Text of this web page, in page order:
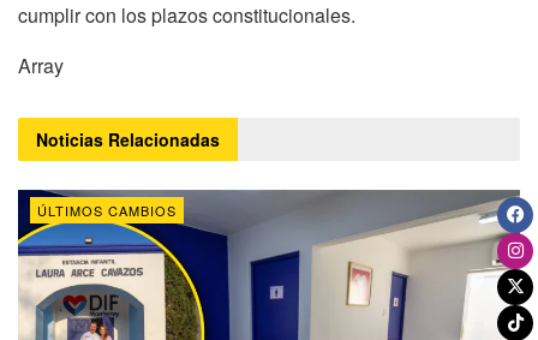
cumplir con los plazos constitucionales.
Array
Noticias Relacionadas
ÚLTIMOS CAMBIOS